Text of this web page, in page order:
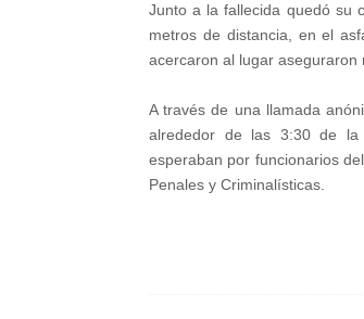
Junto a la fallecida quedó su
metros de distancia, en el
acercaron al lugar aseguraron
A través de una llamada
alrededor de las 3:30 de la
esperaban por funcionarios
Penales y Criminalísticas.